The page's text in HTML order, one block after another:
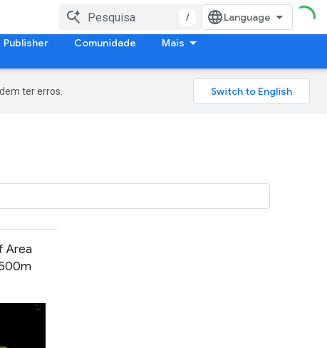
/
Publisher Comunidade Mais
ter erros.
Area